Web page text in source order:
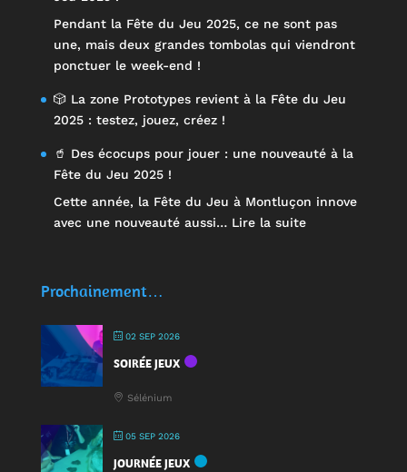
Pendant la Fête du Jeu 2025, ce ne sont pas
une, mais deux grandes tombolas qui viendront
ponctuer le week-end !
🎲 La zone Prototypes revient à la Fête du Jeu
2025 : testez, jouez, créez !
🥤 Des écocups pour jouer : une nouveauté à la
Fête du Jeu 2025 !
Cette année, la Fête du Jeu à Montluçon innove
avec une nouveauté aussi… Lire la suite:
Prochainement…
02 SEP 2026
SOIRÉE JEUX
Sélénium
05 SEP 2026
JOURNÉE JEUX